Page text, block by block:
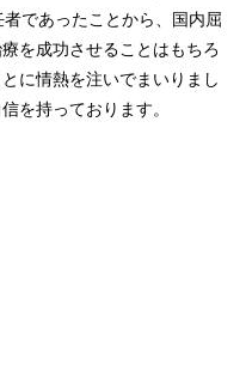
であったことから、国内屈
を成功させることはもちろ
に情熱を注いでまいりまし
を持っております。